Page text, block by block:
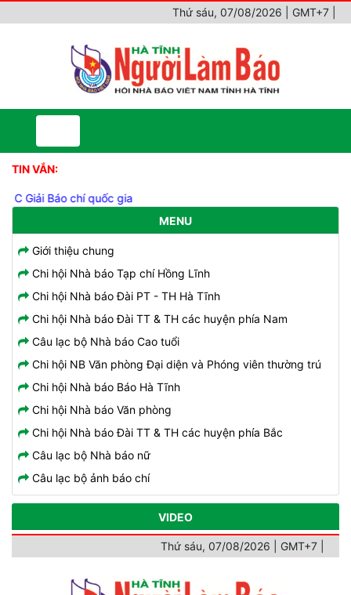
Thứ sáu, 07/08/2026 | GMT+7
TIN VẮN:
Giải Báo chí quốc gia
MENU
Giới thiệu chung
Chi hội Nhà báo Tạp chí Hồng Lĩnh
Chi hội Nhà báo Đài PT - TH Hà Tĩnh
Chi hội Nhà báo Đài TT & TH các huyện phía Nam
Câu lạc bộ Nhà báo Cao tuổi
Chi hội NB Văn phòng Đại diện và Phóng viên thường trú
Chi hội Nhà báo Báo Hà Tĩnh
Chi hội Nhà báo Văn phòng
Chi hội Nhà báo Đài TT & TH các huyện phía Bắc
Câu lạc bộ Nhà báo nữ
Câu lạc bộ ảnh báo chí
VIDEO